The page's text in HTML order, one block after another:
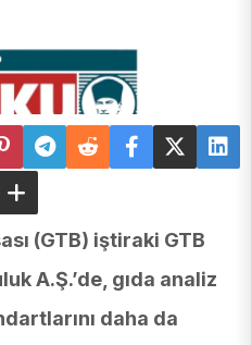
(GTB) iştiraki GTB
A.Ş.’de, gıda analiz
daha da